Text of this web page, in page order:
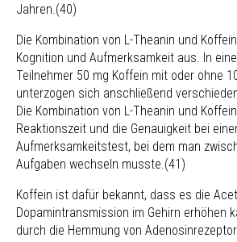
Jahren.(40)
Die Kombination von L-Theanin und
Kognition und Aufmerksamkeit aus. In
Teilnehmer 50 mg Koffein mit oder ohne
unterzogen sich anschließend
Die Kombination von L-Theanin und
Reaktionszeit und die Genauigkeit bei
Aufmerksamkeitstest, bei dem man
Aufgaben wechseln musste.(41)
Koffein ist dafür bekannt, dass es die
Dopamintransmission im Gehirn erhöhen
durch die Hemmung von